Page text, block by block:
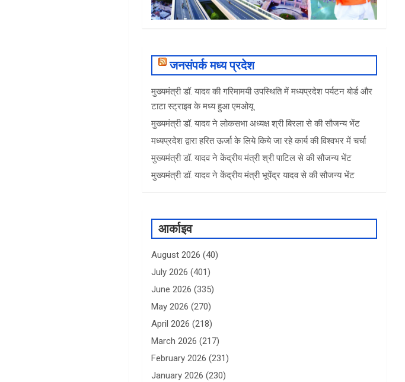
जनसंपर्क मध्य प्रदेश
मुख्यमंत्री डॉ. यादव की गरिमामयी उपस्थिति में मध्यप्रदेश पर्यटन बोर्ड और
टाटा स्ट्राइव के मध्य हुआ एमओयू
मुख्यमंत्री डॉ. यादव ने लोकसभा अध्यक्ष श्री बिरला से की सौजन्य भेंट
मध्यप्रदेश द्वारा हरित ऊर्जा के लिये किये जा रहे कार्य की विश्वभर में चर्चा
मुख्यमंत्री डॉ. यादव ने केंद्रीय मंत्री श्री पाटिल से की सौजन्य भेंट
मुख्यमंत्री डॉ. यादव ने केंद्रीय मंत्री भूपेंद्र यादव से की सौजन्य भेंट
आर्काइव
August 2026 (40)
July 2026 (401)
June 2026 (335)
May 2026 (270)
April 2026 (218)
March 2026 (217)
February 2026 (231)
January 2026 (230)